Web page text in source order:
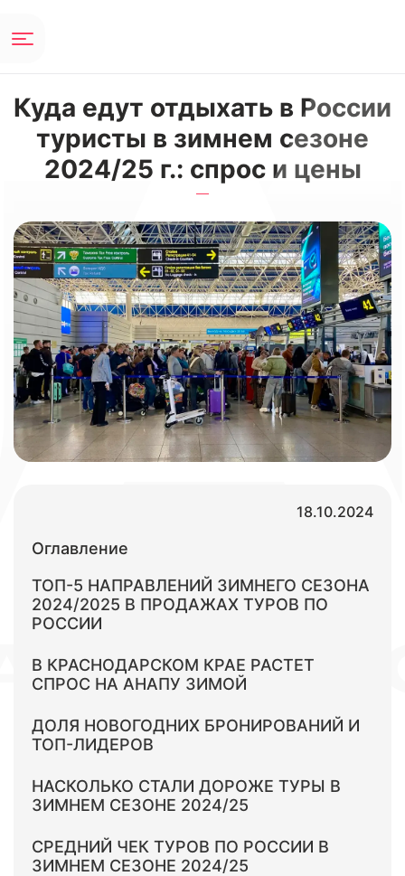
Куда едут отдыхать в России
туристы в зимнем сезоне
2024/25 г.: спрос и цены
Оглавление
ТОП-5 НАПРАВЛЕНИЙ ЗИМНЕГО СЕЗОНА
2024/2025 В ПРОДАЖАХ ТУРОВ ПО
РОССИИ
В КРАСНОДАРСКОМ КРАЕ РАСТЕТ
СПРОС НА АНАПУ ЗИМОЙ
ДОЛЯ НОВОГОДНИХ БРОНИРОВАНИЙ И
ТОП-ЛИДЕРОВ
НАСКОЛЬКО СТАЛИ ДОРОЖЕ ТУРЫ В
ЗИМНЕМ СЕЗОНЕ 2024/25
СРЕДНИЙ ЧЕК ТУРОВ ПО РОССИИ В
ЗИМНЕМ СЕЗОНЕ 2024/25
18.10.2024